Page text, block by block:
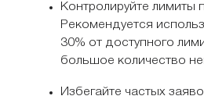
Контролируйте лимиты
Рекомендуется
30% от доступного
большое количество
Избегайте частых